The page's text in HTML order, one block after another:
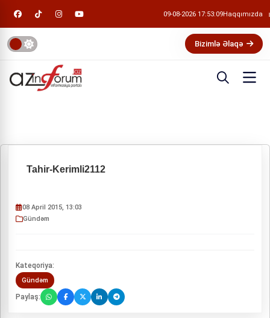
09-08-2026 17:53:09Haqqımızda
Bizimlə Əlaqə
Tahir-Kerimli2112
08 April 2015, 13:03
Gündəm
Kateqoriya:
Gündəm
Paylaş: